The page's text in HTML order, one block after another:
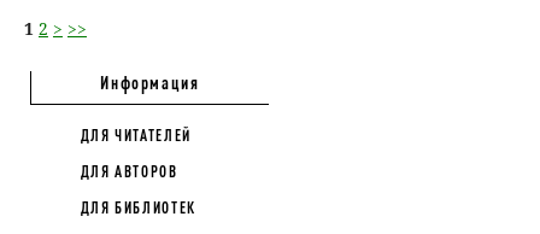
1 2 > >>
Информация
ДЛЯ ЧИТАТЕЛЕЙ
ДЛЯ АВТОРОВ
ДЛЯ БИБЛИОТЕК